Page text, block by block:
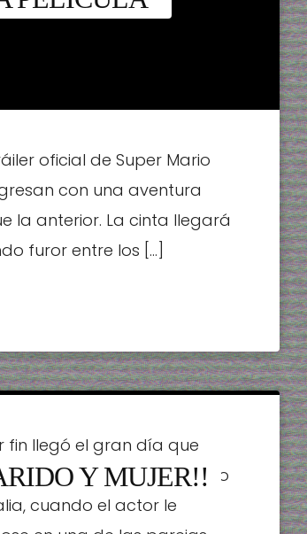
oficial de Super Mario
con una aventura
la anterior. La cinta llegará
furor entre los […]
Y MUJER!!
fin llegó el gran día que
comprometieran en el año
cuando el actor le